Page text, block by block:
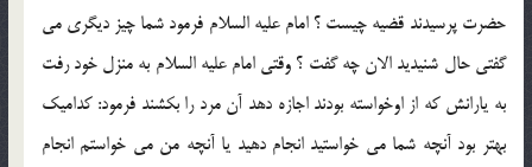
حضرت پرسيدند قضيه چيست ؟ امام عليه السلام فرمود شما چيز ديگري مي
گفتي حال شنيديد الان چه گفت ؟ وقتي امام عليه السلام به منزل خود رفت
به يارانش كه از اوخواسته بودند اجازه دهد آن مرد را بكشند فرمود: كداميك
بهتر بود آنچه شما مي خواستيد انجام دهيد يا آنچه من مي خواستم انجام